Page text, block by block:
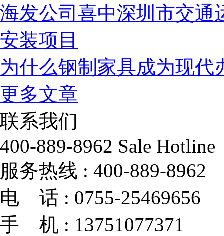
海发公司喜中深圳市交通
安装项目
为什么钢制家具成为现代
更多文章
联系我们
400-889-8962 Sale Hotline
服务热线 : 400-889-8962
电 话 : 0755-25469656
手 机 : 13751077371